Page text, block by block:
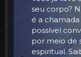
seu corpo?
é a
possível
por meio de
espiritual.